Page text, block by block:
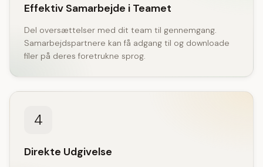
Effektiv Samarbejde i Teamet
Del oversættelser med dit team til gennemgang.
Samarbejdspartnere kan få adgang til og downloade
filer på deres foretrukne sprog.
4
Direkte Udgivelse